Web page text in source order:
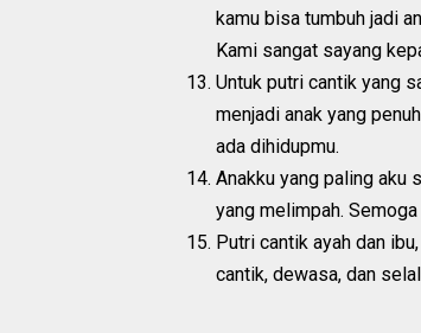
kamu bisa tumbuh jadi
Kami sangat sayang
Untuk putri cantik yang
menjadi anak yang
ada dihidupmu.
Anakku yang paling aku
yang melimpah.
Putri cantik ayah dan
cantik, dewasa, dan